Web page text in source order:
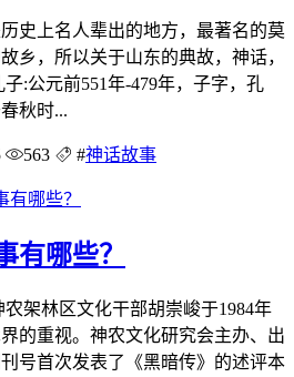
史上名人辈出的地方，最著名的莫
乡，所以关于山东的典故，神话，
:公元前551年-479年，子字，孔
秋时...
563 #神话故事
有哪些？
架林区文化干部胡崇峻于1984年
的重视。神农文化研究会主办、出
号首次发表了《黑暗传》的述评本